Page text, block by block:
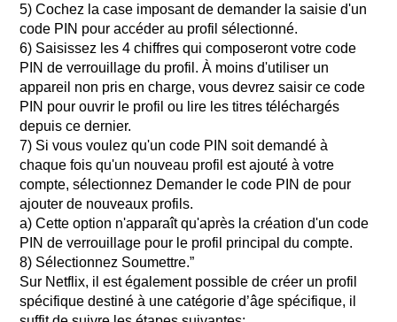
5) Cochez la case imposant de demander la saisie d'un
code PIN pour accéder au profil sélectionné.
6) Saisissez les 4 chiffres qui composeront votre code
PIN de verrouillage du profil. À moins d'utiliser un
appareil non pris en charge, vous devrez saisir ce code
PIN pour ouvrir le profil ou lire les titres téléchargés
depuis ce dernier.
7) Si vous voulez qu'un code PIN soit demandé à
chaque fois qu'un nouveau profil est ajouté à votre
compte, sélectionnez Demander le code PIN de pour
ajouter de nouveaux profils.
a) Cette option n'apparaît qu'après la création d'un code
PIN de verrouillage pour le profil principal du compte.
8) Sélectionnez Soumettre.”
Sur Netflix, il est également possible de créer un profil
spécifique destiné à une catégorie d’âge spécifique, il